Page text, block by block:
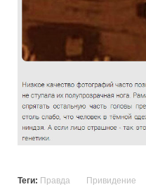
Теги: Правда Привидение